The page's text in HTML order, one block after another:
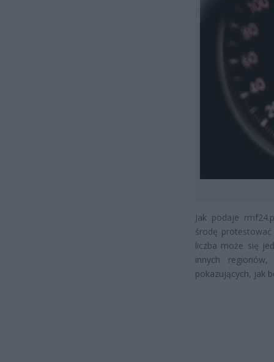
Jak podaje
środę
liczba może się
innych
pokazujących, jak